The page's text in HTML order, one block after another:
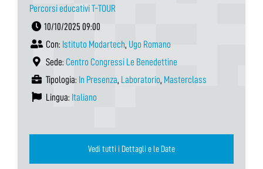
Percorsi educativi T-TOUR
10/10/2025 09:00
Con: Istituto Modartech, Ugo Romano
Sede: Centro Congressi Le Benedettine
Tipologia: In Presenza, Laboratorio, Masterclass
Lingua: Italiano
Vedi tutti i Dettagli e le Date